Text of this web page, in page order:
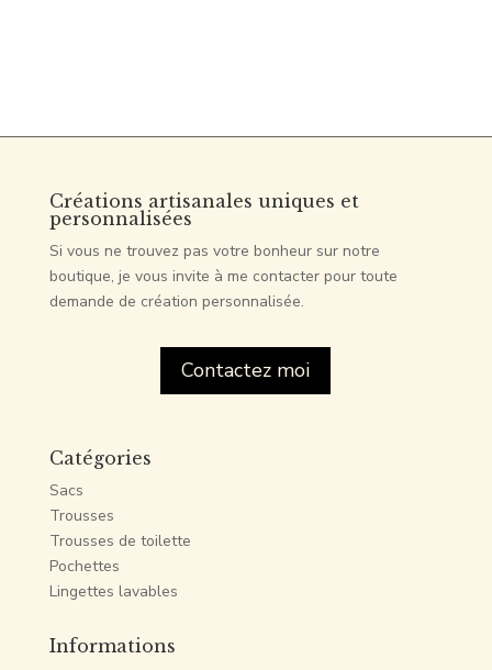
Créations artisanales uniques et
personnalisées
Si vous ne trouvez pas votre bonheur sur notre
boutique, je vous invite à me contacter pour toute
demande de création personnalisée.
Contactez moi
Catégories
Sacs
Trousses
Trousses de toilette
Pochettes
Lingettes lavables
Informations